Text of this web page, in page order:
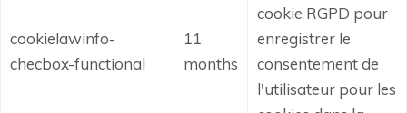
cookielawinfo-
checbox-functional
11
months
cookie RGPD pour
enregistrer le
consentement de
l'utilisateur pour les